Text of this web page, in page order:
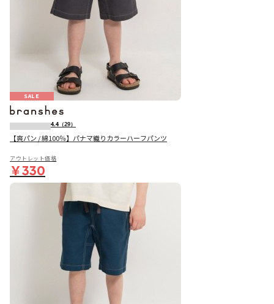
SALE
4.4 （29）
【爽パン / 綿100％】パナマ織りカラーハーフパンツ
アウトレット価格
￥330